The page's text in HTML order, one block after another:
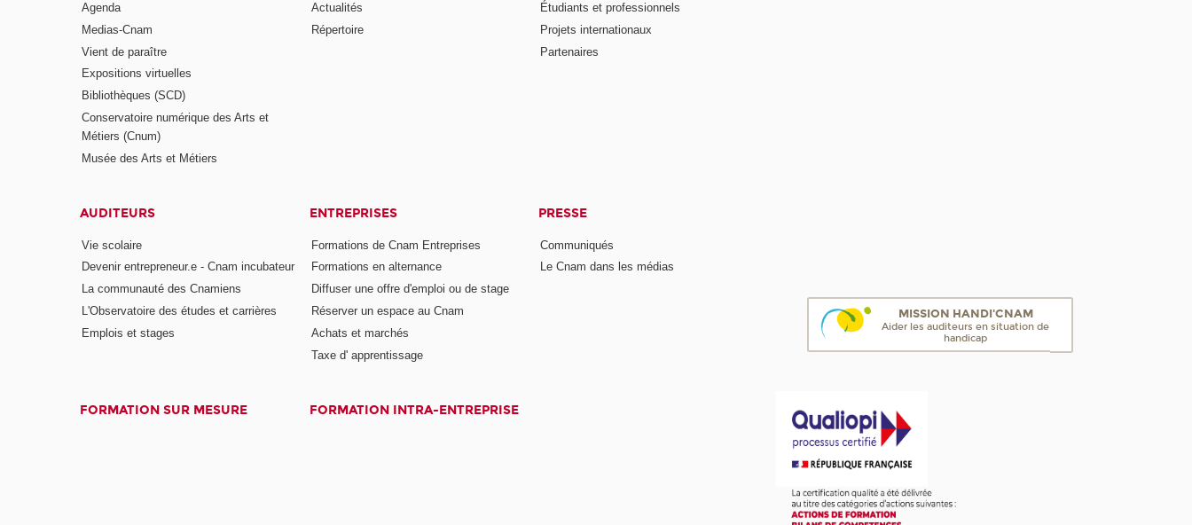
Agenda
Medias-Cnam
Vient de paraître
Expositions virtuelles
Bibliothèques (SCD)
Conservatoire numérique des Arts et
Métiers (Cnum)
Musée des Arts et Métiers
Actualités
Répertoire
Étudiants et professionnels
Projets internationaux
Partenaires
AUDITEURS
Vie scolaire
Devenir entrepreneur.e - Cnam incubateur
La communauté des Cnamiens
L'Observatoire des études et carrières
Emplois et stages
ENTREPRISES
Formations de Cnam Entreprises
Formations en alternance
Diffuser une offre d'emploi ou de stage
Réserver un espace au Cnam
Achats et marchés
Taxe d' apprentissage
PRESSE
Communiqués
Le Cnam dans les médias
FORMATION SUR MESURE FORMATION INTRA-ENTREPRISE
MISSION HANDI'CNAM
Aider les auditeurs en situation de
handicap